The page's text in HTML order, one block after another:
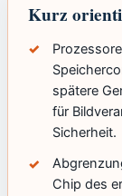
Kurz
spätere
für
Sicherheit.
Chip des